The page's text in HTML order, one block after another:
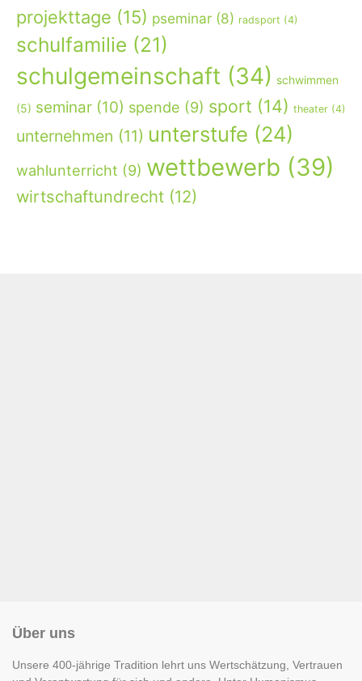
projekttage (15) pseminar (8) radsport (4)
schulfamilie (21)
schulgemeinschaft (34) schwimmen
(5) seminar (10) spende (9) sport (14) theater (4)
unternehmen (11) unterstufe (24)
wahlunterricht (9) wettbewerb (39)
wirtschaftundrecht (12)
Über uns
Unsere 400-jährige Tradition lehrt uns Wertschätzung, Vertrauen